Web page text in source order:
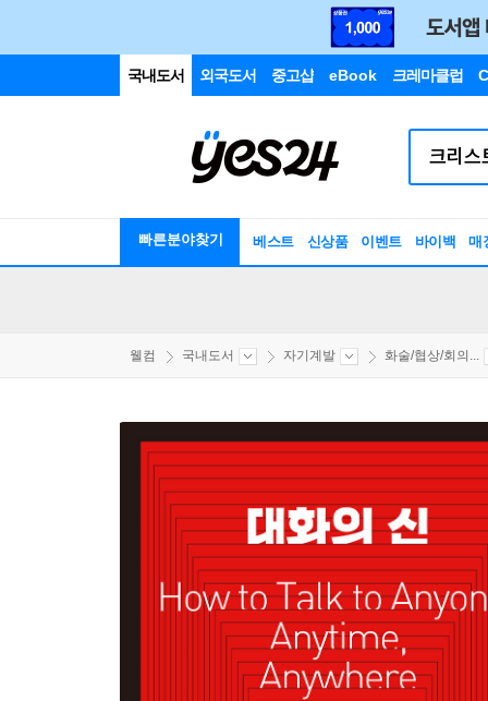
국내도서 외국도서 중고샵 eBook 크레마클럽
빠른분야찾기 베스트 신상품 이벤트 바이백 매
웰컴 국내도서 자기계발 화술/협상/회의...